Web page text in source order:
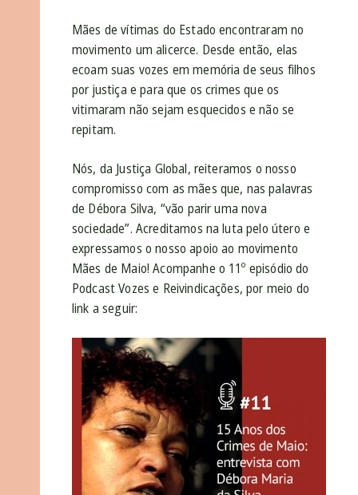
Mães de vítimas do Estado encontraram no
movimento um alicerce. Desde então, elas
ecoam suas vozes em memória de seus filhos
por justiça e para que os crimes que os
vitimaram não sejam esquecidos e não se
repitam.
Nós, da Justiça Global, reiteramos o nosso
compromisso com as mães que, nas palavras
de Débora Silva, “vão parir uma nova
sociedade”. Acreditamos na luta pelo útero e
expressamos o nosso apoio ao movimento
Mães de Maio! Acompanhe o 11º episódio do
Podcast Vozes e Reivindicações, por meio do
link a seguir: